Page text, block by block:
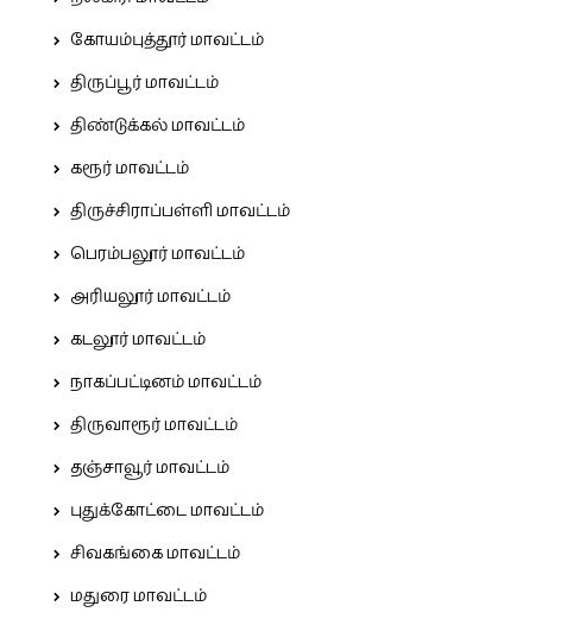
கோயம்புத்தூர் மாவட்டம்
திருப்பூர் மாவட்டம்
திண்டுக்கல் மாவட்டம்
கரூர் மாவட்டம்
திருச்சிராப்பள்ளி மாவட்டம்
பெரம்பலூர் மாவட்டம்
அரியலூர் மாவட்டம்
கடலூர் மாவட்டம்
நாகப்பட்டினம் மாவட்டம்
திருவாரூர் மாவட்டம்
தஞ்சாவூர் மாவட்டம்
புதுக்கோட்டை மாவட்டம்
சிவகங்கை மாவட்டம்
மதுரை மாவட்டம்